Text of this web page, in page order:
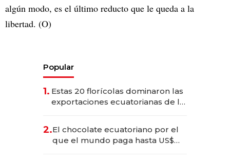
algún modo, es el último reducto que le queda a la
libertad. (O)
Popular
1. Estas 20 florícolas dominaron las
exportaciones ecuatorianas de la
2.El chocolate ecuatoriano por el
que el mundo paga hasta US$